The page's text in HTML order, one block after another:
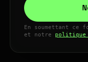
En soumettant ce
et notre politique